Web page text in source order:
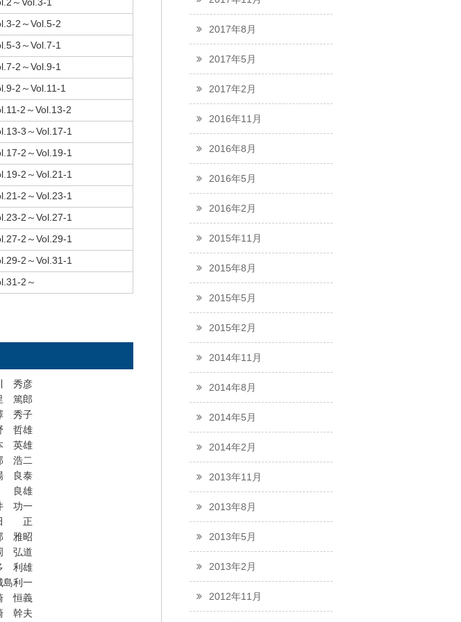
2017年8月
2017年5月
2017年2月
2016年11月
2016年8月
2016年5月
2016年2月
2015年11月
2015年8月
2015年5月
2015年2月
2014年11月
2014年8月
2014年5月
2014年2月
2013年11月
2013年8月
2013年5月
2013年2月
2012年11月
2～Vol.5-2
3～Vol.7-1
2～Vol.9-1
2～Vol.11-1
2～Vol.13-2
3～Vol.17-1
2～Vol.19-1
2～Vol.21-1
2～Vol.23-1
2～Vol.27-1
2～Vol.29-1
2～Vol.31-1
2～
秀彦
篤郎
秀子
哲雄
英雄
浩二
良泰
良雄
功一
正
雅昭
弘道
利雄
島利一
恒義
幹夫